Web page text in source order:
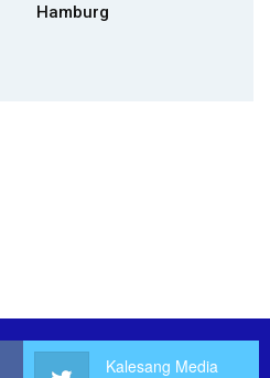
Hamburg
Kalesang Media